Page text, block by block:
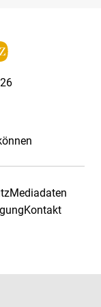
Mediadaten
Kontakt